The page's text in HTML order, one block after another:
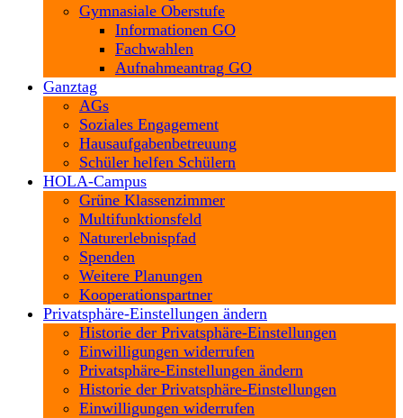
Gymnasiale Oberstufe
Informationen GO
Fachwahlen
Aufnahmeantrag GO
Ganztag
AGs
Soziales Engagement
Hausaufgabenbetreuung
Schüler helfen Schülern
HOLA-Campus
Grüne Klassenzimmer
Multifunktionsfeld
Naturerlebnispfad
Spenden
Weitere Planungen
Kooperationspartner
Privatsphäre-Einstellungen ändern
Historie der Privatsphäre-Einstellungen
Einwilligungen widerrufen
Privatsphäre-Einstellungen ändern
Historie der Privatsphäre-Einstellungen
Einwilligungen widerrufen